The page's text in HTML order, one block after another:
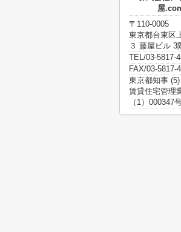
屋
〒110-0005
東京都台東区
３ 藤屋ビル 3
TEL/03-5817-
FAX/03-5817-
東京都知事
賃貸住宅管理
（1）000347